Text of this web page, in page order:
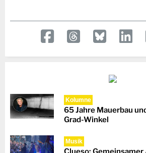
Kolumne
65 Jahre Mauerbau
Grad-Winkel
Musik